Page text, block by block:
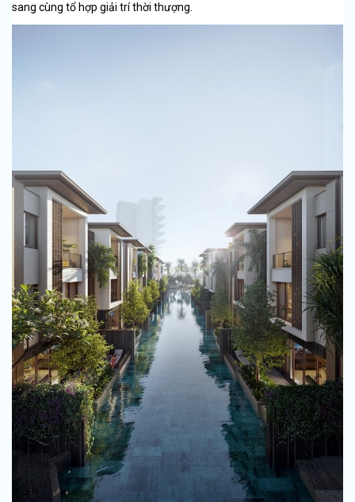
sang cùng tổ hợp giải trí thời thượng.